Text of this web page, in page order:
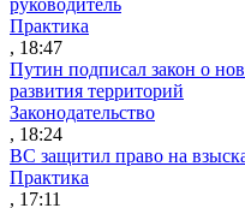
Практика
, 18:47
Путин подписал закон о
развития территорий
Законодательство
, 18:24
ВС защитил право на
Практика
, 17:11